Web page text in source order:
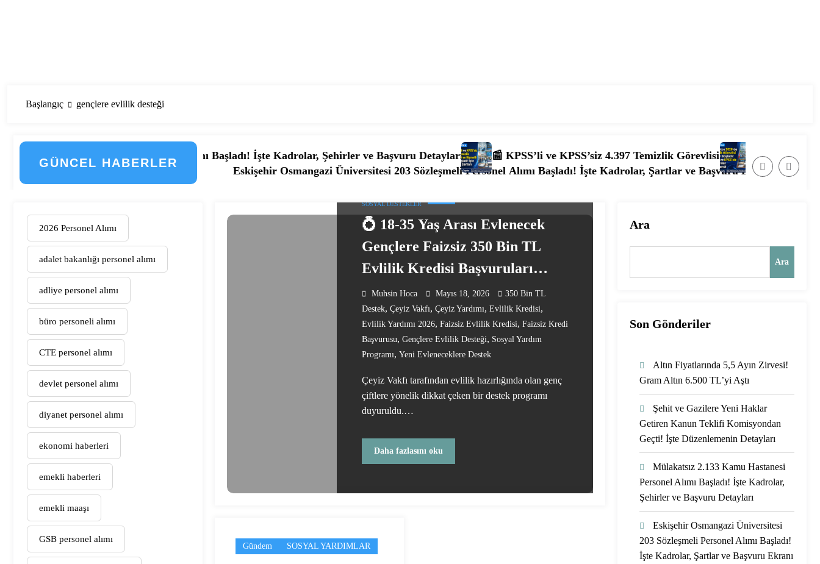
Başlangıç gençlere evlilik desteği
GÜNCEL HABERLER
Düzenlemenin Detayları
Hastanesi Personel Alımı Başladı! İşte Kadrolar, Şehirler ve Başvuru Detayları
Eskişehir Osmangazi Üniversitesi 203 Sözleşmeli Personel Alımı Başladı! İşte Kadrolar, Şartlar ve Başvuru Ekranı
📰 KPSS’li ve KPSS’siz 4.397 Temizlik Görevlisi ve Hizmetli Alımı Başladı! İşte
📰 Ağustos 2026’da
2026 Personel Alımı
adalet bakanlığı personel alımı
adliye personel alımı
büro personeli alımı
CTE personel alımı
devlet personel alımı
diyanet personel alımı
ekonomi haberleri
emekli haberleri
emekli maaşı
GSB personel alımı
SOSYAL DESTEKLER
💍 18-35 Yaş Arası Evlenecek
Gençlere Faizsiz 350 Bin TL
Evlilik Kredisi Başvuruları
Başladı
Muhsin Hoca Mayıs 18, 2026
350 Bin TL
Destek, Çeyiz Vakfı, Çeyiz Yardımı, Evlilik Kredisi,
Evlilik Yardımı 2026, Faizsiz Evlilik Kredisi, Faizsiz Kredi
Başvurusu, Gençlere Evlilik Desteği, Sosyal Yardım
Programı, Yeni Evleneceklere Destek
Çeyiz Vakfı tarafından evlilik hazırlığında olan genç
çiftlere yönelik dikkat çeken bir destek programı
duyuruldu.…
Daha fazlasını oku
Gündem SOSYAL YARDIMLAR
Ara
Ara
Son Gönderiler
Altın Fiyatlarında 5,5 Ayın Zirvesi!
Gram Altın 6.500 TL’yi Aştı
Şehit ve Gazilere Yeni Haklar
Getiren Kanun Teklifi Komisyondan
Geçti! İşte Düzenlemenin Detayları
Mülakatsız 2.133 Kamu Hastanesi
Personel Alımı Başladı! İşte Kadrolar,
Şehirler ve Başvuru Detayları
Eskişehir Osmangazi Üniversitesi
203 Sözleşmeli Personel Alımı Başladı!
İşte Kadrolar, Şartlar ve Başvuru Ekranı